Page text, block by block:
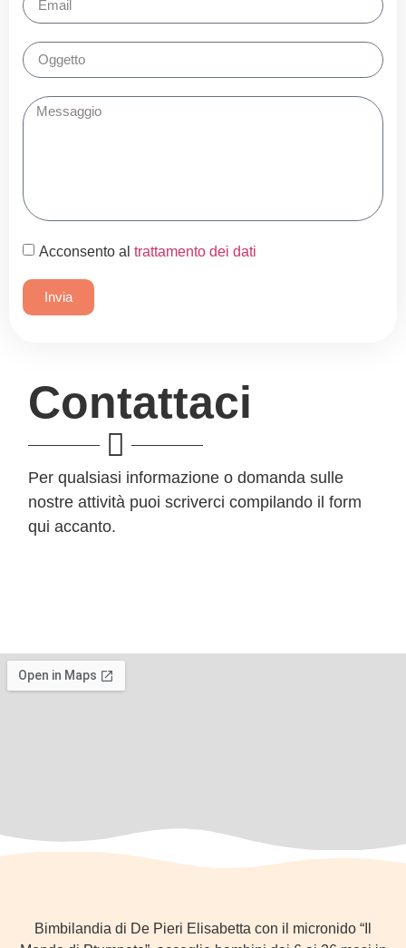
Contattaci
Per qualsiasi informazione o domanda sulle
nostre attività puoi scriverci compilando il form
qui accanto.
Acconsento al trattamento dei dati
Invia
Bimbilandia di De Pieri Elisabetta con il micronido “Il